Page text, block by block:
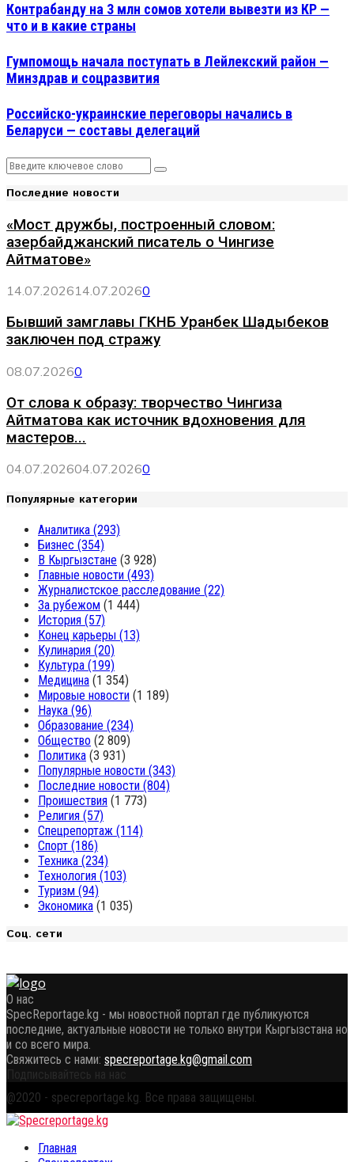
Контрабанду на 3 млн сомов хотели вывезти из КР —
что и в какие страны
Гумпомощь начала поступать в Лейлекский район —
Минздрав и соцразвития
Российско-украинские переговоры начались в
Беларуси — составы делегаций
Search
for:
Search
Последние новости
«Мост дружбы, построенный словом:
азербайджанский писатель о Чингизе
Айтматове»
14.07.202614.07.20260
Бывший замглавы ГКНБ Уранбек Шадыбеков
заключен под стражу
08.07.20260
От слова к образу: творчество Чингиза
Айтматова как источник вдохновения для
мастеров...
04.07.202604.07.20260
Популярные категории
Аналитика (293)
Бизнес (354)
В Кыргызстане (3 928)
Главные новости (493)
Журналистское расследование (22)
За рубежом (1 444)
История (57)
Конец карьеры (13)
Кулинария (20)
Культура (199)
Медицина (1 354)
Мировые новости (1 189)
Наука (96)
Образование (234)
Общество (2 809)
Политика (3 931)
Популярные новости (343)
Последние новости (804)
Проишествия (1 773)
Религия (57)
Спецрепортаж (114)
Спорт (186)
Техника (234)
Технология (103)
Туризм (94)
Экономика (1 035)
Соц. сети
О нас
SpecReportage.kg - мы новостной портал где публикуются
последние, актуальные новости не только внутри Кыргызстана но
и со всего мира.
Свяжитесь с нами: specreportage.kg@gmail.com
Подписывайтесь на нас
@2020 - specreportage.kg. Все права защищены.
Главная